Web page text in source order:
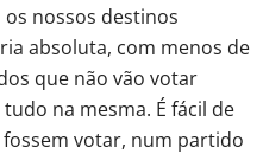
nossos destinos
absoluta, com menos de
que não vão votar
na mesma. É fácil de
votar, num partido